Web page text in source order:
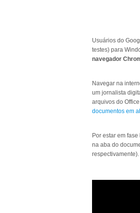
Usuários do
testes) para
navegador
Navegar na
um jornalista
arquivos do
documentos em
Por estar em
na aba do
respectivamente).